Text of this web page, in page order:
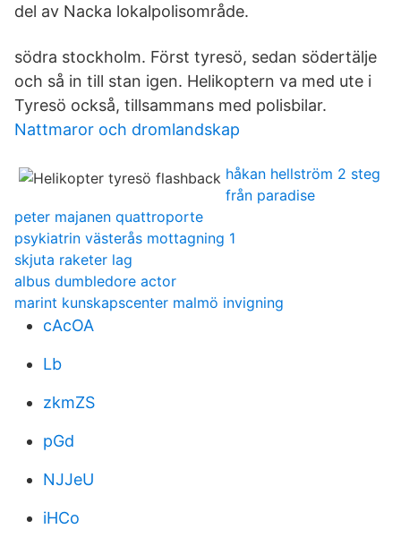
del av Nacka lokalpolisområde.
södra stockholm. Först tyresö, sedan södertälje
och så in till stan igen. Helikoptern va med ute i
Tyresö också, tillsammans med polisbilar.
Nattmaror och dromlandskap
håkan hellström 2 steg
från paradise
peter majanen quattroporte
psykiatrin västerås mottagning 1
skjuta raketer lag
albus dumbledore actor
marint kunskapscenter malmö invigning
cAcOA
Lb
zkmZS
pGd
NJJeU
iHCo